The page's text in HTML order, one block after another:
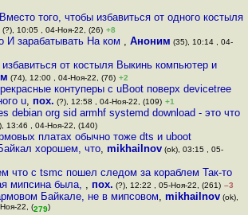
того, чтобы избавиться от одного костыля
(?), 10:05 , 04-Ноя-22, (26) +8
И зарабатывать На ком , Аноним (35), 10:14 , 04-
от костыля Выкинь компьютер и
(74), 12:00 , 04-Ноя-22, (76) +2
контуперы с uBoot поверх devicetree
u, пох. (?), 12:58 , 04-Ноя-22, (109) +1
debian org sid armhf systemd download - это что
13:46 , 04-Ноя-22, (140)
платах обычно тоже dts и uboot
хорошем, что,mikhailnov (ok), 03:15 , 05-
что с tsmc пошел следом за кораблем Так-то
мипсина была, , пох. (?), 12:22 , 05-Ноя-22, (261) –3
Байкале, не в мипсовом, mikhailnov(ok),
22, (279)